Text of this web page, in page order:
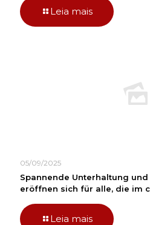
Leia mais
05/09/2025
Spannende Unterhaltung
eröffnen sich für alle, die im
Leia mais